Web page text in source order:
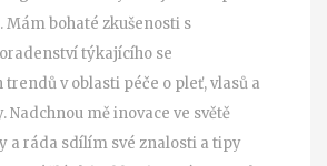
Mám bohaté zkušenosti s
týkajícího se
v oblasti péče o pleť, vlasů a
Nadchnou mě inovace ve světě
a ráda sdílím své znalosti a tipy